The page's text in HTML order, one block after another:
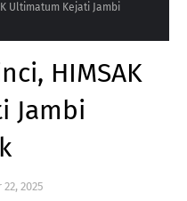
Ultimatum Kejati Jambi
HIMSAK
Jambi
2025